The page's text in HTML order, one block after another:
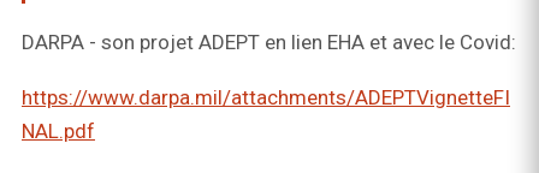
DARPA - son projet ADEPT en lien EHA et avec le Covid:
https://www.darpa.mil/attachments/ADEPTVignetteFI
NAL.pdf